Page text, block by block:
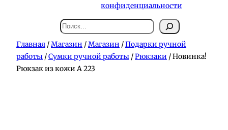
конфиденциальности
Поиск
Главная /Магазин /Магазин /Подарки ручной
работы /Сумки ручной работы /Рюкзаки / Новинка!
Рюкзак из кожи А 223